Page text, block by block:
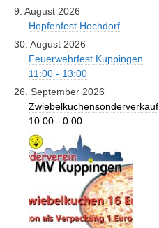
9. August 2026
Hopfenfest Hochdorf
30. August 2026
Feuerwehrfest Kuppingen
11:00 - 13:00
26. September 2026
Zwiebelkuchensonderverkauf
10:00 - 0:00